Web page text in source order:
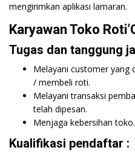
mengirimkan aplikasi lamaran.
Karyawan Toko
Tugas dan tanggung
Melayani customer yang
/ membeli roti.
Melayani transaksi
telah dipesan.
Menjaga kebersihan toko.
Kualifikasi pendaftar :